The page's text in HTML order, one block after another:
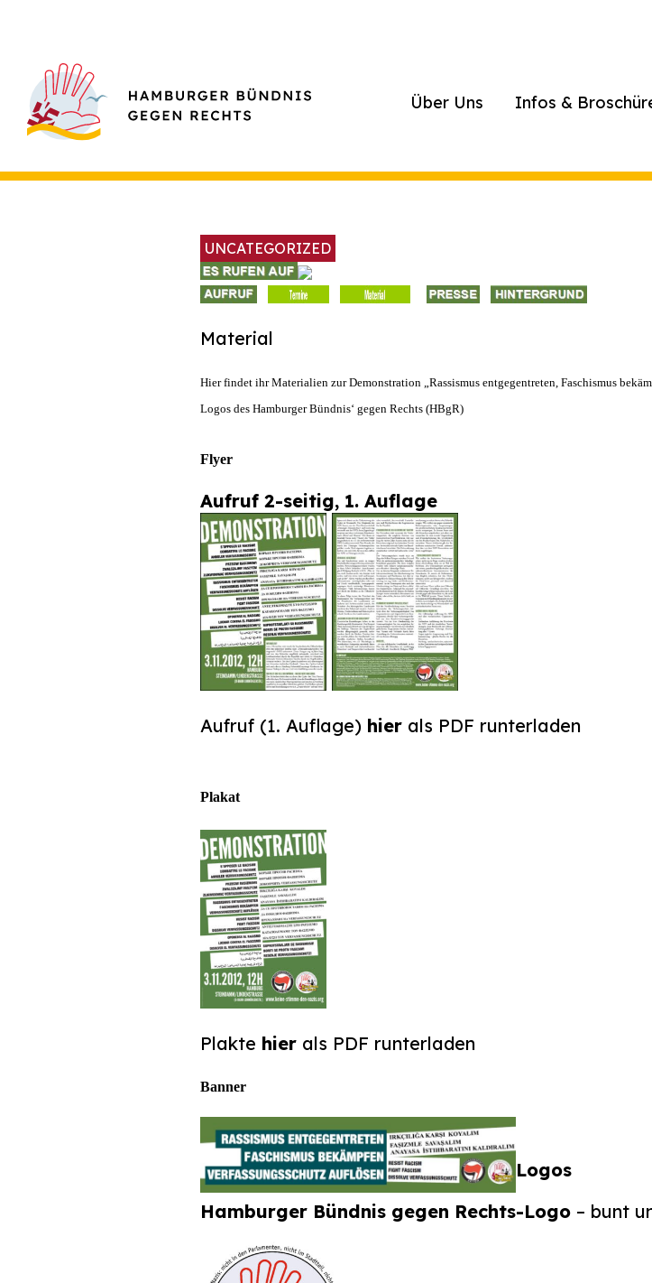
Über Uns Infos &
UNCATEGORIZED
Material
Hier findet ihr Materialien zur Demonstration „Rassismus entgegentreten, Faschismus
Logos des Hamburger Bündnis‘ gegen Rechts (HBgR)
Flyer
Aufruf 2-seitig, 1. Auflage
Aufruf (1. Auflage) hierals PDF runterladen
Plakat
Plakte hierals PDF runterladen
Banner
Logos
Hamburger Bündnis gegen Rechts-Logo– bunt